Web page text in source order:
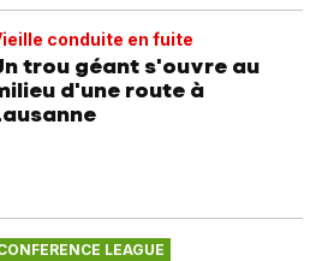
conduite en fuite
trou géant s'ouvre au
d'une route à
LEAGUE